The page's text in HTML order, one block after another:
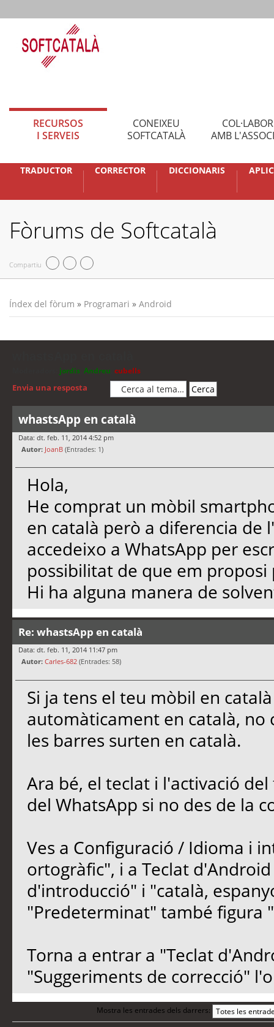
RECURSOS
I SERVEIS
CONEIXEU
SOFTCATALÀ
AMB
TRADUCTOR CORRECTOR DICCIONARIS
Fòrums de Softcatalà
Compartiu
Índex del fòrum » Programari » Android
jordis Andreu cubells
Envia una resposta
whastsApp en català
Data: dt. feb. 11, 2014 4:52 pm
Autor: JoanB (Entrades: 1)
Hola,
He comprat un mòbil
en català però a diferencia
accedeixo a WhatsApp per
possibilitat de que em proposi
Hi ha alguna manera de
Re: whastsApp en català
Data: dt. feb. 11, 2014 11:47 pm
Autor: Carles-682 (Entrades: 58)
Si ja tens el teu mòbil en
automàticament en català, no
les barres surten en català.
Ara bé, el teclat i l'activació
del WhatsApp si no des de la
Ves a Configuració / Idioma i
ortogràfic", i a Teclat d'Android
d'introducció" i "català,
"Predeterminat" també figura
Torna a entrar a "Teclat
"Suggeriments de correcció"
Mostra les entrades dels darrers: